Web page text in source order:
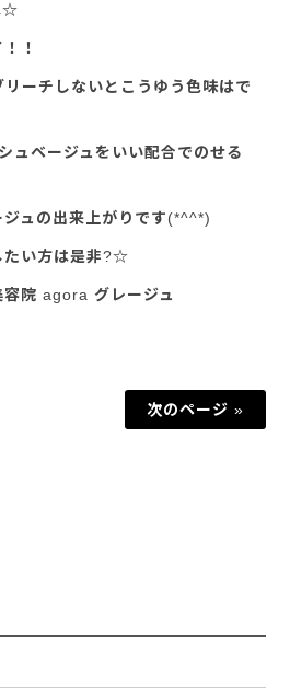
☆
！
ーチしないとこうゆう色味はで
ュベージュをいい配合でのせる
ュの出来上がりです(*^^*)
たい方は是非?☆
院 agora グレージュ
次のページ »